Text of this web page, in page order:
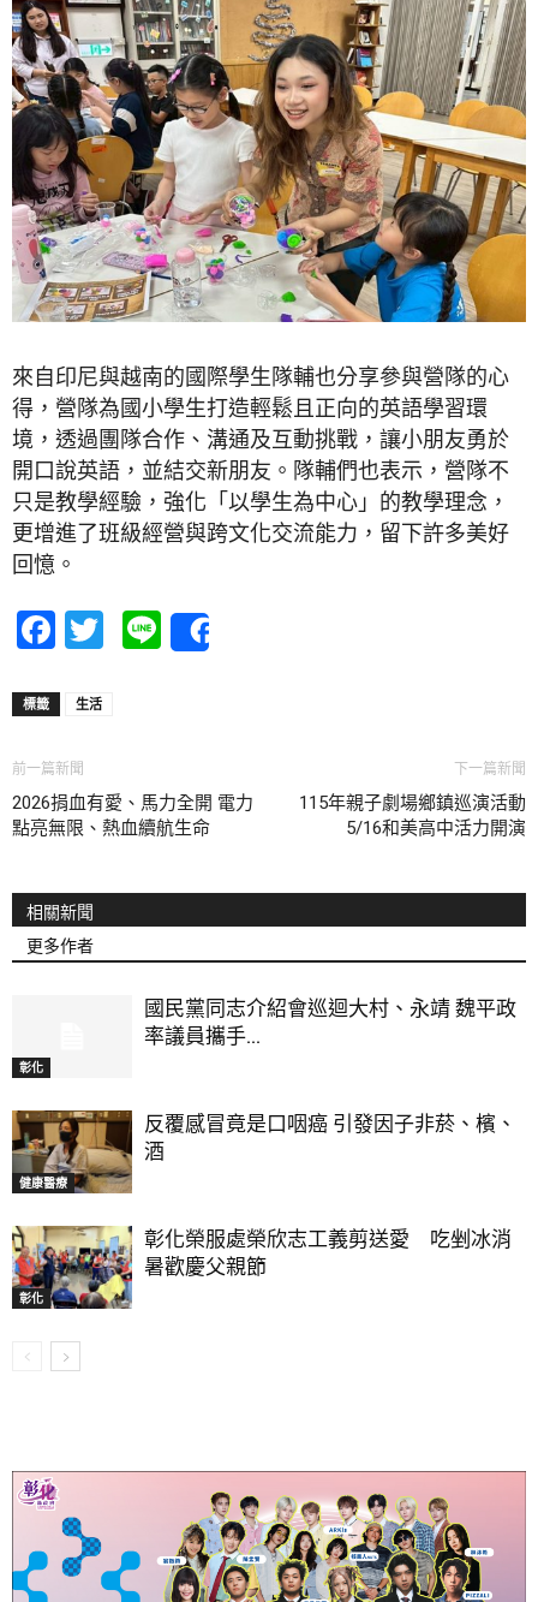
來自印尼與越南的國際學生隊輔也分享參與營隊的心
得，營隊為國小學生打造輕鬆且正向的英語學習環
境，透過團隊合作、溝通及互動挑戰，讓小朋友勇於
開口說英語，並結交新朋友。隊輔們也表示，營隊不
只是教學經驗，強化「以學生為中心」的教學理念，
更增進了班級經營與跨文化交流能力，留下許多美好
回憶。
Facebook
Twitter
Line
標籤 生活
前一篇新聞
2026捐血有愛、馬力全開 電力
點亮無限、熱血續航生命
下一篇新聞
115年親子劇場鄉鎮巡演活動
5/16和美高中活力開演
相關新聞
更多作者
彰化
國民黨同志介紹會巡迴大村、永靖 魏平政
率議員攜手...
健康醫療
反覆感冒竟是口咽癌 引發因子非菸、檳、
酒
彰化
彰化榮服處榮欣志工義剪送愛 吃剉冰消
暑歡慶父親節